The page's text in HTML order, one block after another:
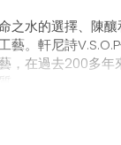
之水的選擇、陳
藝。軒尼詩
，在過去200多年
。